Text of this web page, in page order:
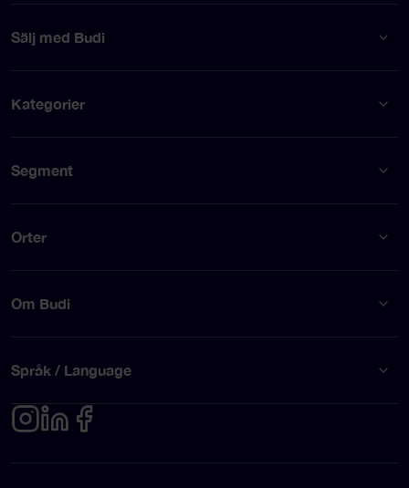
Sälj med Budi
Kategorier
Segment
Orter
Om Budi
Språk / Language